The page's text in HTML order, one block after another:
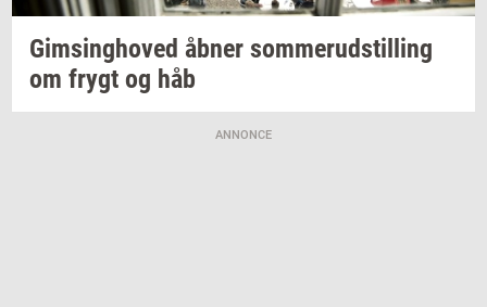
Gims­ing­ho­ved åbner som­mer­ud­stil­ling
om frygt og håb
ANNONCE